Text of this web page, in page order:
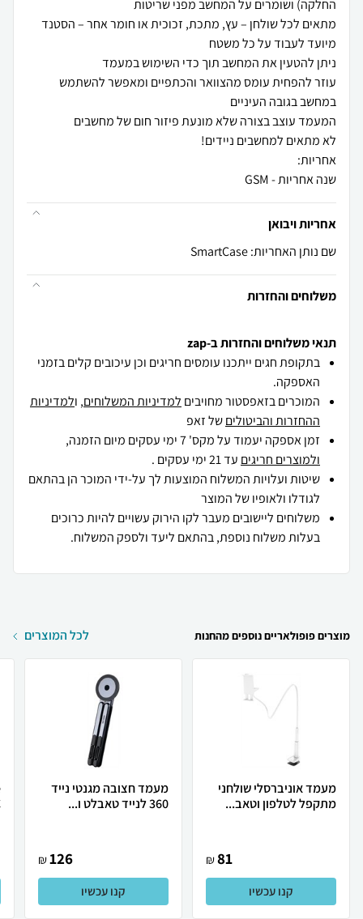
מתאים לכל שולחן – עץ, מתכת, זכוכית או חומר אחר – הסטנד
עוזר להפחית עומס מהצוואר והכתפיים ומאפשר להשתמש
שנה אחריות - GSM
אחריות ויבואן
שם נותן האחריות: SmartCase
משלוחים והחזרות
תנאי משלוחים והחזרות ב-zap
בתקופת חגים ייתכנו עומסים חריגים וכן עיכובים קלים בזמני
האספקה.
המוכרים בזאפסטור מחויבים למדיניות המשלוחים, ולמדיניות
ההחזרות והביטוליםשל זאפ
זמן אספקה יעמוד על מקס' 7 ימי עסקים מיום הזמנה,
ולמוצרים חריגים עד 21 ימי עסקים .
שיטות ועלויות המשלוח המוצעות לך על-ידי המוכר הן בהתאם
לגודלו ולאופיו של המוצר
משלוחים ליישובים מעבר לקו הירוק עשויים להיות כרוכים
בעלות משלוח נוספת, בהתאם ליעד ולספק המשלוח.
מוצרים פופולאריים נוספים מהחנות לכל המוצרים
מעמד אוניברסלי שולחני
מתקפל לטלפון וטאב...
81
₪
קנו עכשיו
מעמד חצובה מגנטי נייד
360 לנייד טאבלט ו...
126
₪
קנו עכשיו